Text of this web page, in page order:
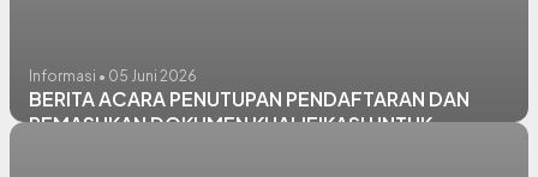
Informasi • 05 Juni 2026
BERITA ACARA PENUTUPAN PENDAFTARAN DAN
PEMASUKAN DOKUMEN KUALIFIKASI UNTUK